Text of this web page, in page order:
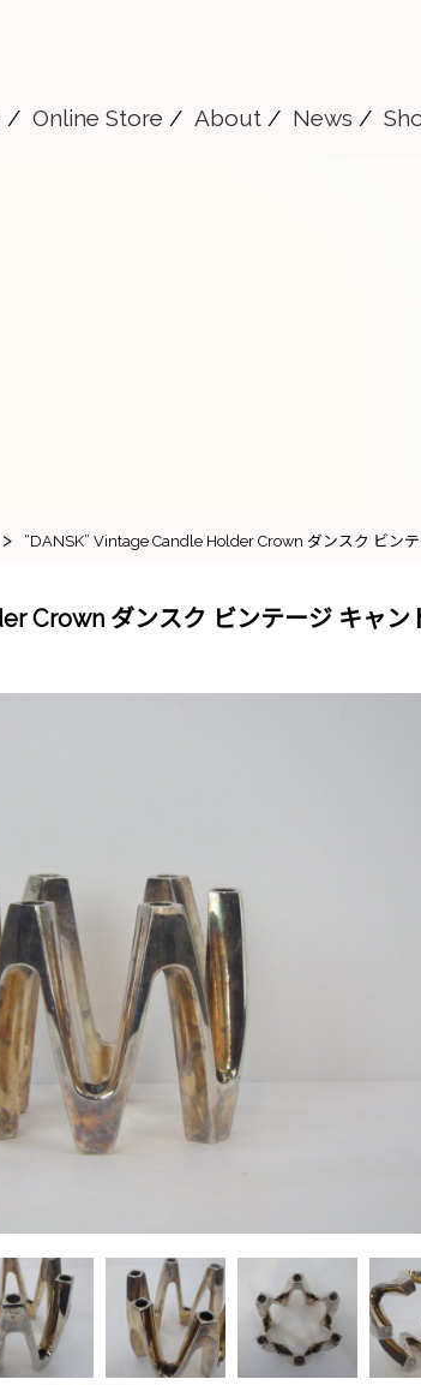
Online Store About News
> “DANSK” Vintage Candle Holder Crown ダンスク ビン
Crown ダンスク ビンテージ キャン